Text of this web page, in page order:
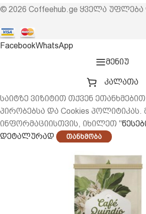
© 2026 Coffeehub.ge ყველა
FacebookWhatsApp
მენიუ
კალათა
საიტზე ვიზიტით თქვენ ეთანხმებით
პირობებსა და Cookies პოლიტიკას.
ინფორმაციისთვის, იხილეთ "
დეტალურად
Თანხმობა